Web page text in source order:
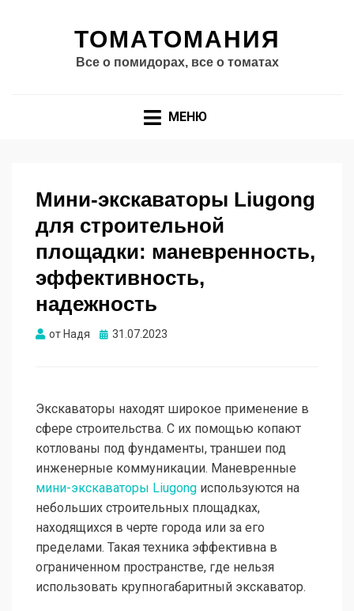
ТОМАТОМАНИЯ
Все о помидорах, все о томатах
МЕНЮ
Мини-экскаваторы Liugong
для строительной
площадки: маневренность,
эффективность,
надежность
от Надя Опубликовано
31.07.2023
Экскаваторы находят широкое применение в
сфере строительства. С их помощью копают
котлованы под фундаменты, траншеи под
инженерные коммуникации. Маневренные
мини-экскаваторы Liugong используются на
небольших строительных площадках,
находящихся в черте города или за его
пределами. Такая техника эффективна в
ограниченном пространстве, где нельзя
использовать крупногабаритный экскаватор.